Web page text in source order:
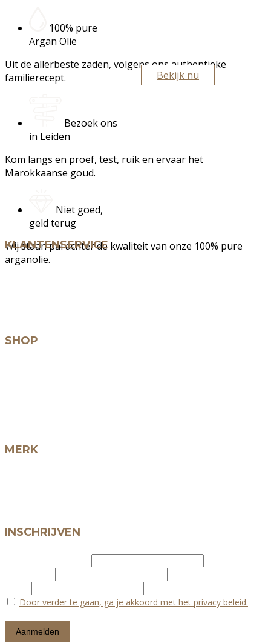
Bekijk nu
100% pure
Argan Olie
Uit de allerbeste zaden, volgens ons authentieke
familierecept.
Bezoek ons
in Leiden
Kom langs en proef, test, ruik en ervaar het
Marokkaanse goud.
Niet goed,
geld terug
Wij staan pal achter de kwaliteit van onze 100% pure
arganolie.
KLANTENSERVICE
SHOP
MERK
INSCHRIJVEN
Door verder te gaan, ga je akkoord met het privacy beleid.